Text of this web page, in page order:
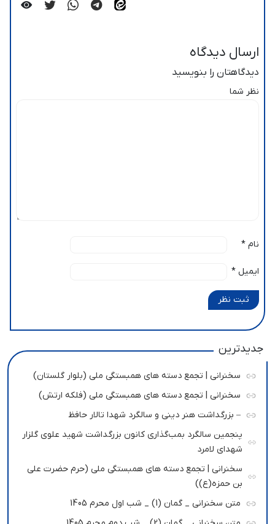
ارسال دیدگاه
دیدگاهتان را بنویسید
نظر شما
نام *
ایمیل *
ثبت نظر
جدیدترین
سخنرانی | تجمع دسته های همبستگی ملی (بلوار گلستان)
سخنرانی | تجمع دسته های همبستگی ملی (فلکه ارتش)
– بزرگداشت هنر دینی و سالگرد شهدا تالار حافظ
پنجمین سالگرد بمب‌گذاری کانون بزرگداشت شهید علوی گلزار
شهدای لامرد
سخنرانی | تجمع دسته های همبستگی ملی (حرم حضرت علی
بن حمزه(ع))
متن سخنرانی _ گمان (1) _ شب اول محرم 1405